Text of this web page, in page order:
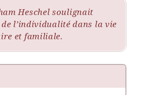
Heschel soulignait
l’individualité dans la vie
et familiale.